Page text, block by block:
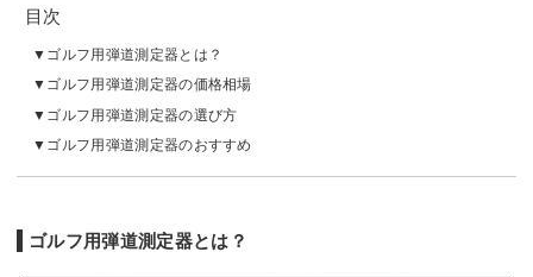
目次
ゴルフ用弾道測定器とは？
ゴルフ用弾道測定器の価格相場
ゴルフ用弾道測定器の選び方
ゴルフ用弾道測定器のおすすめ
ゴルフ用弾道測定器とは？